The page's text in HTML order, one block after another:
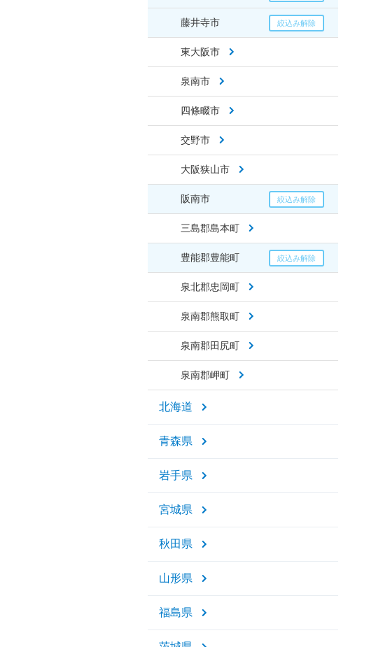
藤井寺市
東大阪市
泉南市
四條畷市
交野市
大阪狭山市
阪南市
三島郡島本町
豊能郡豊能町
泉北郡忠岡町
泉南郡熊取町
泉南郡田尻町
泉南郡岬町
北海道
青森県
岩手県
宮城県
秋田県
山形県
福島県